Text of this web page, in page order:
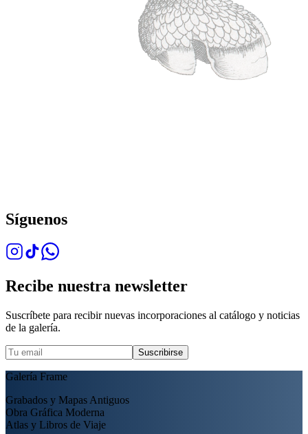
Síguenos
Recibe nuestra newsletter
Suscríbete para recibir nuevas incorporaciones al catálogo y noticias
de la galería.
Suscribirse
Galería Frame
Grabados y Mapas Antiguos
Obra Gráfica Moderna
Atlas y Libros de Viaje